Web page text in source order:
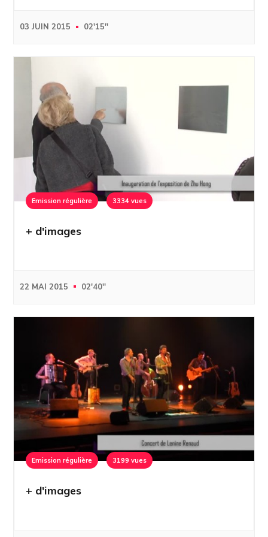
03 JUIN 2015 02'15''
Emission régulière 3334 vues
+ d'images
22 MAI 2015 02'40''
Emission régulière 3199 vues
+ d'images